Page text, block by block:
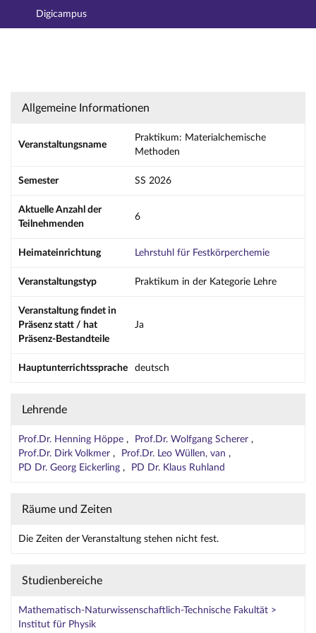
Hauptnavigation
Digicampus
Praktikum: Materialchemische Methoden -
Allgemeine Informationen
Veranstaltungsname
Praktikum: Materialchemische
Methoden
Semester SS 2026
Aktuelle Anzahl der
Teilnehmenden
6
Heimateinrichtung Lehrstuhl für Festkörperchemie
Veranstaltungstyp Praktikum in der Kategorie Lehre
Veranstaltung findet in
Präsenz statt / hat
Präsenz-Bestandteile
Ja
Hauptunterrichtssprache deutsch
Lehrende
Prof.Dr. Henning Höppe
Prof.Dr. Wolfgang Scherer
Prof.Dr. Dirk Volkmer
Prof.Dr. Leo Wüllen, van
PD Dr. Georg Eickerling
PD Dr. Klaus Ruhland
Räume und Zeiten
Die Zeiten der Veranstaltung stehen nicht fest.
Studienbereiche
Mathematisch-Naturwissenschaftlich-Technische Fakultät >
Institut für Physik